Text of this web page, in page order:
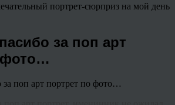
портрет-сюрприз на мой день
за поп арт
фото…